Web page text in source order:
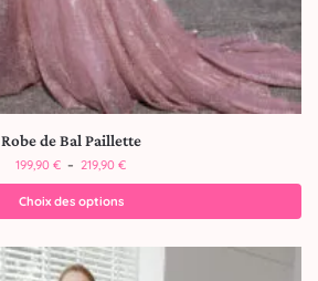
Robe de Bal Paillette
199,90 € – 219,90 €
Choix des options